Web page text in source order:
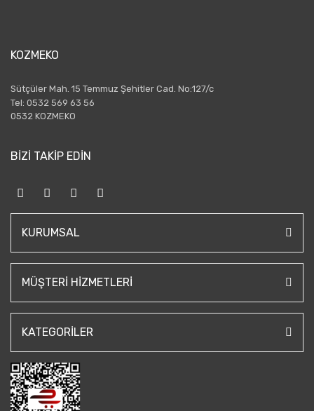
KOZMEKO
Sütçüler Mah. 15 Temmuz Şehitler Cad. No:127/c
Tel: 0532 569 63 56
0532 KOZMEKO
BİZİ TAKİP EDİN
KURUMSAL
MÜŞTERI HIZMETLERI
KATEGORILER